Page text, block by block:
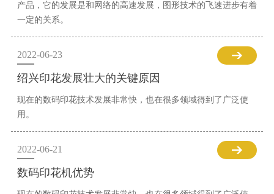
产品，它的发展是和网络的高速发展，图形技术的飞速进步有着
一定的关系。
2022-06-23
绍兴印花发展壮大的关键原因
现在的数码印花技术发展非常快，也在很多领域得到了广泛使
用。
2022-06-21
数码印花机优势